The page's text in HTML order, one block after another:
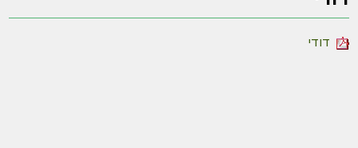
דודי